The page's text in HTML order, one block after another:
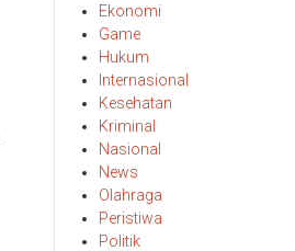
Ekonomi
Game
Hukum
Internasional
Kesehatan
Kriminal
Nasional
News
Olahraga
Peristiwa
Politik